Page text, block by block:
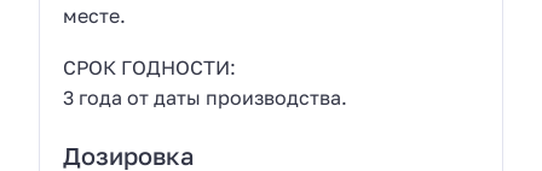
месте.
СРОК ГОДНОСТИ:
3 года от даты производства.
Дозировка